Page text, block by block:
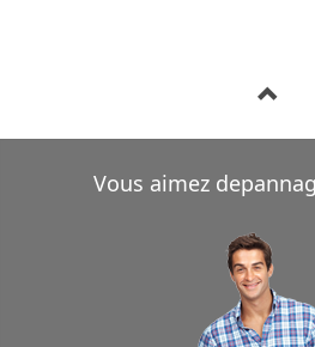
Vous aimez